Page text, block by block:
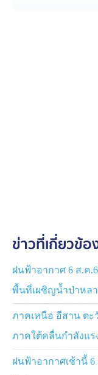
สำหรับคลื่นลมบริเ
ตราด ทะเล บริเว
ภาคใต้ ฝนตก 30-
สุราษฎร์ธานี นคร
กระบี่ ตรัง และสตู
ข่าวที่เกี่ยวข้อ
ฝนฟ้าอากาศ 6 ส.ค
พื้นที่เผชิญน้ำป่าหล
ภาคเหนือ อีสาน ต
ภาคใต้คลื่นกำลังแร
ฝนฟ้าอากาศเช้านี้